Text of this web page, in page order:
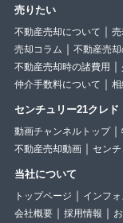
売りたい
不動産売却について 売
売却コラム
不動産売
不動産売却時の諸費用
仲介手数料について
相
センチュリー21クレ
動画チャンネルトップ
不動産売却動画
セン
当社について
トップページ インフ
会社概要
採用情報